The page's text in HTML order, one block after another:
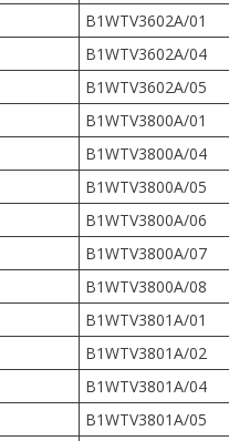
B1WTV3602A/01
B1WTV3602A/04
B1WTV3602A/05
B1WTV3800A/01
B1WTV3800A/04
B1WTV3800A/05
B1WTV3800A/06
B1WTV3800A/07
B1WTV3800A/08
B1WTV3801A/01
B1WTV3801A/02
B1WTV3801A/04
B1WTV3801A/05